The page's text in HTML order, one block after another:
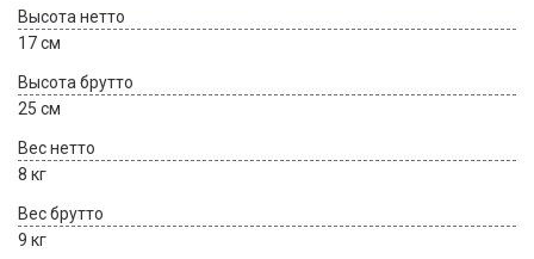
Высота нетто
17 см
Высота брутто
25 см
Вес нетто
8 кг
Вес брутто
9 кг